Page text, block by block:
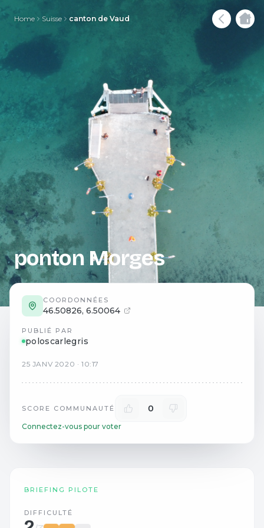
Home Suisse canton de Vaud
ponton Morges
COORDONNÉES
46.50826, 6.50064
PUBLIÉ PAR
poloscarlegris
25 JANV 2020 ·10:17
SCORE COMMUNAUTÉ 0
Connectez-vous pour voter
BRIEFING PILOTE
DIFFICULTÉ